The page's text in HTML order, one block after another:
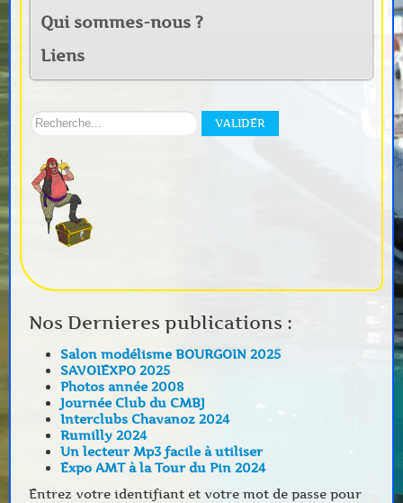
Qui sommes-nous ?
Liens
Rechercher
site:
VALIDER
Nos Dernieres publications :
Salon modélisme BOURGOIN 2025
SAVOIEXPO 2025
Photos année 2008
Journée Club du CMBJ
Interclubs Chavanoz 2024
Rumilly 2024
Un lecteur Mp3 facile à utiliser
Expo AMT à la Tour du Pin 2024
Entrez votre identifiant et votre mot de passe pour